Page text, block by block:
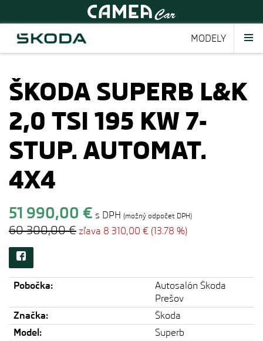
MODELY
ŠKODA SUPERB L&K
2,0 TSI 195 KW 7-
STUP. AUTOMAT.
4X4
51 990,00 € s DPH (možný odpočet DPH)
60 300,00 € zľava 8 310,00 € (13.78 %)
Pobočka:
Autosalón Škoda
Prešov
Značka:
Škoda
Model:
Superb